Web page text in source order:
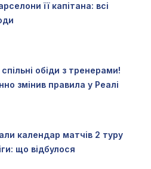
її капітана: всі
обіди з тренерами!
змінив правила у Реалі
календар матчів 2 туру
що відбулося